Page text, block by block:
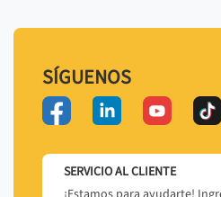
SÍGUENOS
SERVICIO AL CLIENTE